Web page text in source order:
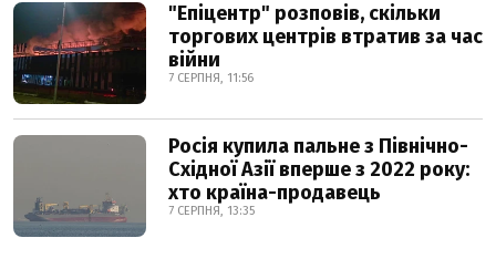
"Епіцентр" розповів, скільки
торгових центрів втратив за час
війни
7 СЕРПНЯ, 11:56
Росія купила пальне з Північно-
Східної Азії вперше з 2022 року:
хто країна-продавець
7 СЕРПНЯ, 13:35